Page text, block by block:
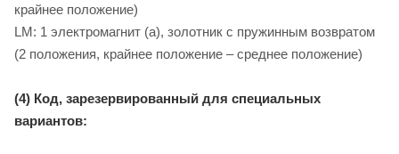
крайнее положение)
LM: 1 электромагнит (a), золотник с пружинным возвратом
(2 положения, крайнее положение – среднее положение)
(4) Код, зарезервированный для специальных
вариантов: